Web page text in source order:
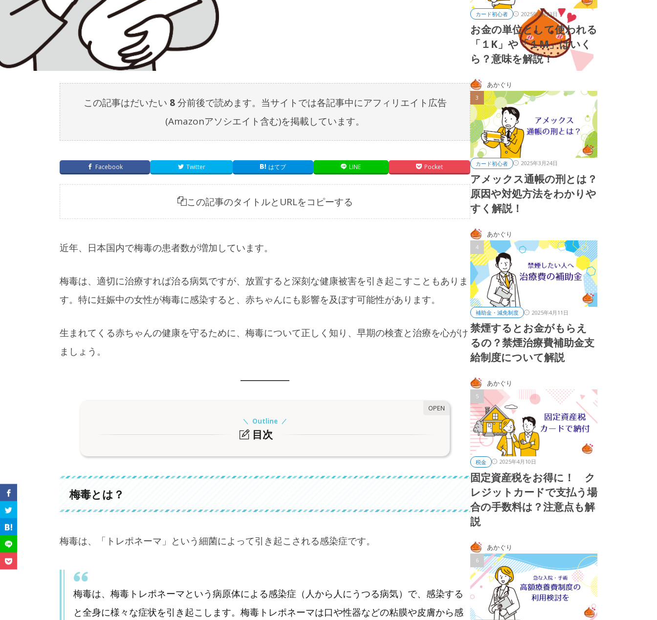
この記事はだいたい 8分前後で読めます。当サイトでは各記事中にアフィリエイト広告
(Amazonアソシエイト含む)を掲載しています。
Facebook Twitter はてブ LINE Pocket
この記事のタイトルとURLをコピーする
近年、日本国内で梅毒の患者数が増加しています。
梅毒は、適切に治療すれば治る病気ですが、放置すると深刻な健康被害を引き起こすこともありま
す。特に妊娠中の女性が梅毒に感染すると、赤ちゃんにも影響を及ぼす可能性があります。
生まれてくる赤ちゃんの健康を守るために、梅毒について正しく知り、早期の検査と治療を心がけ
ましょう。
目次
Outline
2. 梅毒の感染が急増中
3-1. 妊婦健診には必ず行くことが大切
5. 匿名・無料で受けられる検査もあります
6. まとめ
梅毒とは？
梅毒は、「トレポネーマ」という細菌によって引き起こされる感染症です。
梅毒は、梅毒トレポネーマという病原体による感染症（人から人にうつる病気）で、感染する
と全身に様々な症状を引き起こします。梅毒トレポネーマは口や性器などの粘膜や皮膚から感
カード初心者 2025年3月23日
お金の単位として使われる
「１K」や「１M」はいく
ら？意味を解説！
あかぐり
カード初心者 2025年3月24日
アメックス通帳の刑とは？
原因や対処方法をわかりや
すく解説！
あかぐり
補助金・減免制度 2025年4月11日
禁煙するとお金がもらえ
るの？禁煙治療費補助金支
給制度について解説
あかぐり
税金 2025年4月10日
固定資産税をお得に！ ク
レジットカードで支払う場
合の手数料は？注意点も解
説
あかぐり